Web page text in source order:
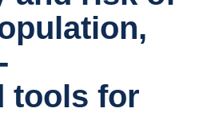
tools for